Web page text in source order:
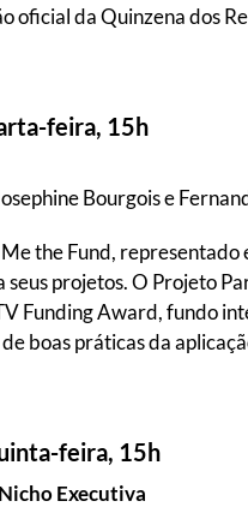
oficial da Quinzena dos
feira, 15h
Bourgois e
the Fund,
seus projetos. O Projeto
Funding Award, fundo
boas práticas da
feira, 15h
Executiva